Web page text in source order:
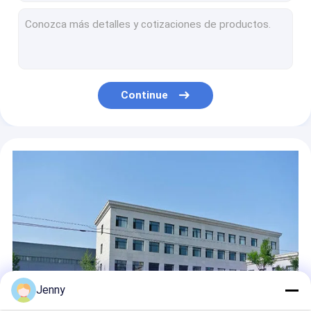
Máquina de Impressão CTP Violeta de 50 a 60 HZ Nova em Brandão / Segunda mão
Computador UV CTP para máquina de placas convencional 405nm Automaticamente
Chapa de impressão offset CTP de alumínio para jornal 1350mm Faixa Máxima
Continue
Jenny